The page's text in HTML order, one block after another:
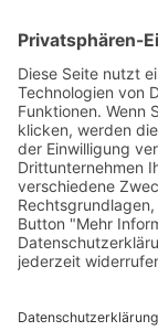
Windkanal-Abo
Shop Service
Informationen
Newsletter